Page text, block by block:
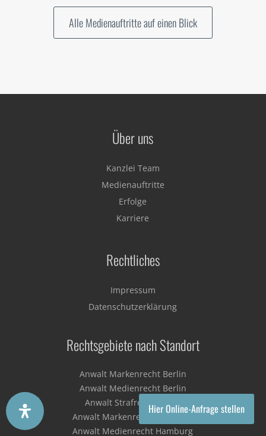
Hier Online-Anfrage stellen
Alle Medienauftritte auf einen Blick
Über uns
Kanzlei Team
Medienauftritte
Erfolge
Karriere
Rechtliches
Impressum
Datenschutzerklärung
Rechtsgebiete nach Standort
Anwalt Markenrecht Berlin
Anwalt Medienrecht Berlin
Anwalt Strafrecht Berlin
Anwalt Markenrecht Hamburg
Anwalt Medienrecht Hamburg